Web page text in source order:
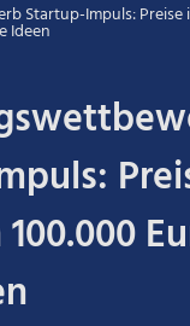
Startup-Impuls: Preise
Ideen